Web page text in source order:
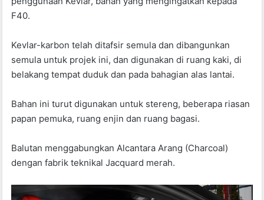
F40.
Kevlar-karbon telah ditafsir semula dan dibangunkan
semula untuk projek ini, dan digunakan di ruang kaki, di
belakang tempat duduk dan pada bahagian alas lantai.
Bahan ini turut digunakan untuk stereng, beberapa riasan
papan pemuka, ruang enjin dan ruang bagasi.
Balutan menggabungkan Alcantara Arang (Charcoal)
dengan fabrik teknikal Jacquard merah.